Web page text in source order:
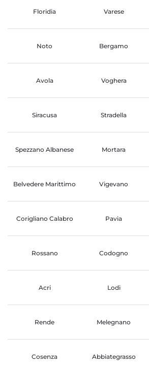
Floridia Varese
Noto Bergamo
Avola Voghera
Siracusa Stradella
Spezzano Albanese Mortara
Belvedere Marittimo Vigevano
Corigliano Calabro Pavia
Rossano Codogno
Acri Lodi
Rende Melegnano
Cosenza Abbiategrasso